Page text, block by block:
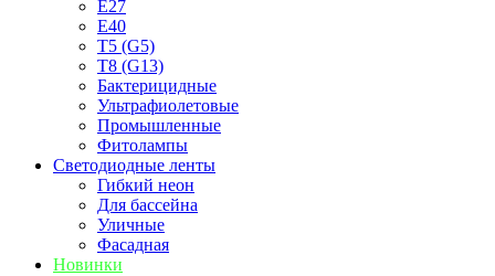
E27
Е40
T5 (G5)
T8 (G13)
Бактерицидные
Ультрафиолетовые
Промышленные
Фитолампы
Светодиодные ленты
Гибкий неон
Для бассейна
Уличные
Фасадная
Новинки